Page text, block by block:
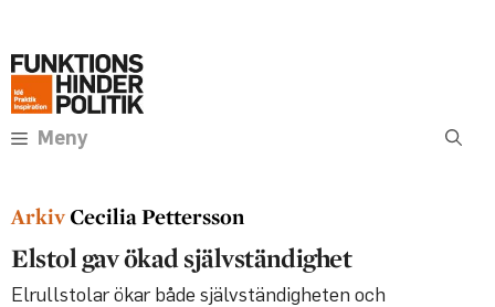
innehåll
Meny
Cecilia Pettersson
Elstol gav ökad självständighet
Elrullstolar ökar både självständigheten och